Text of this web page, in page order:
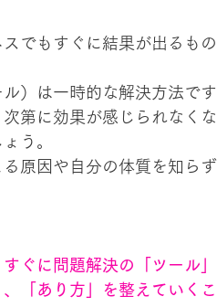
でもすぐに結果が出るも
）は一時的な解決方法です
第に効果が感じられなく
う。
原因や自分の体質を知ら
ぐに問題解決の「ツール
「あり方」を整えていく